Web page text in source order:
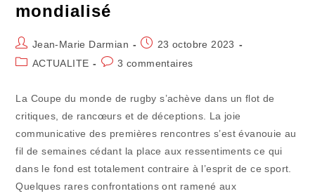
mondialisé
Auteur/autrice
de
Jean-Marie Darmian
Publication
publiée :
23 octobre 2023
PostACTUALITE
Commentaires
publication :
3 commentaires
La Coupe du monde de rugby s’achève dans un flot de
critiques, de rancœurs et de déceptions. La joie
communicative des premières rencontres s’est évanouie au
fil de semaines cédant la place aux ressentiments ce qui
dans le fond est totalement contraire à l’esprit de ce sport.
Quelques rares confrontations ont ramené aux